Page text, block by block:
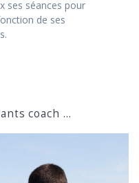
ses séances pour
de ses
coach …